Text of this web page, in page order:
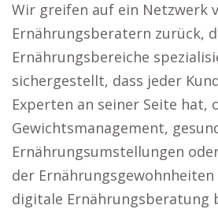
Wir greifen auf ein Netzwerk
Ernährungsberatern zurück,
Ernährungsbereiche
sichergestellt, dass jeder
Experten an seiner Seite hat,
Gewichtsmanagement,
Ernährungsumstellungen
der Ernährungsgewohnheiten
digitale